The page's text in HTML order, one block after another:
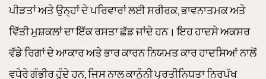
ਪੀੜਤਾਂ ਅਤੇ ਉਨ੍ਹਾਂ ਦੇ ਪਰਿਵਾਰਾਂ ਲਈ ਸਰੀਰਕ, ਭਾਵਨਾਤਮਕ ਅਤੇ
ਵਿੱਤੀ ਮੁਸ਼ਕਲਾਂ ਦਾ ਇੱਕ ਰਸਤਾ ਛੱਡ ਜਾਂਦੇ ਹਨ। ਇਹ ਹਾਦਸੇ ਅਕਸਰ
ਵੱਡੇ ਰਿਗਾਂ ਦੇ ਆਕਾਰ ਅਤੇ ਭਾਰ ਕਾਰਨ ਨਿਯਮਤ ਕਾਰ ਹਾਦਸਿਆਂ ਨਾਲੋਂ
ਵਧੇਰੇ ਗੰਭੀਰ ਹੁੰਦੇ ਹਨ, ਜਿਸ ਨਾਲ ਕਾਨੂੰਨੀ ਪ੍ਰਤੀਨਿਧਤਾ ਨਿਰਪੱਖ